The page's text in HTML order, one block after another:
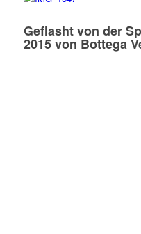
Geflasht von der
2015 von Bottega